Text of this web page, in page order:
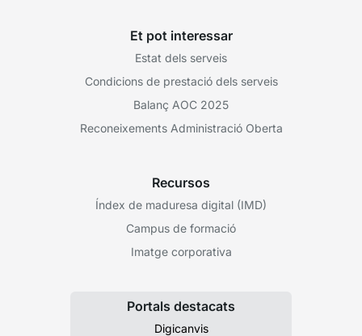
Et pot interessar
Estat dels serveis
Condicions de prestació dels serveis
Balanç AOC 2025
Reconeixements Administració Oberta
Recursos
Índex de maduresa digital (IMD)
Campus de formació
Imatge corporativa
Portals destacats
Digicanvis